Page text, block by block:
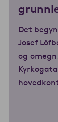
Det
Josef
og